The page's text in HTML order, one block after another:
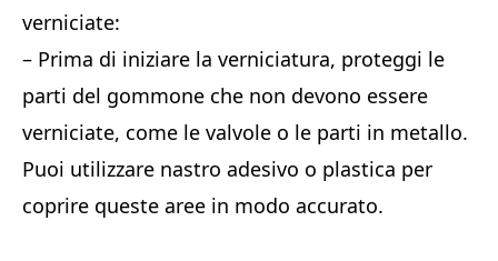
verniciate:
– Prima di iniziare la verniciatura, proteggi le
parti del gommone che non devono essere
verniciate, come le valvole o le parti in metallo.
Puoi utilizzare nastro adesivo o plastica per
coprire queste aree in modo accurato.